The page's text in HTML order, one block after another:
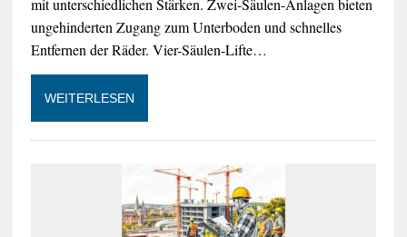
mit unterschiedlichen Stärken. Zwei-Säulen-Anlagen bieten
ungehinderten Zugang zum Unterboden und schnelles
Entfernen der Räder. Vier-Säulen-Lifte…
WEITERLESEN